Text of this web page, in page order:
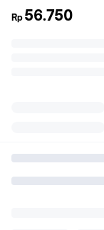
Rp 56.750